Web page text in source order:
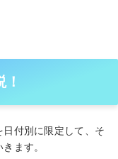
付別に限定して、そ
ます。